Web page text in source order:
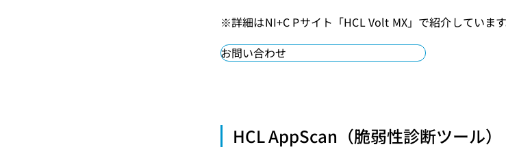
※詳細はNI+C Pサイト「HCL Volt MX」で紹介しています
お問い合わせ
HCL AppScan（脆弱性診断ツール）